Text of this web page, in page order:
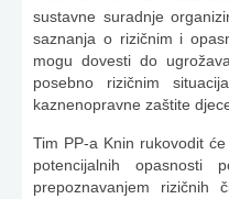
sustavne suradnje
saznanja o rizičnim i
mogu dovesti do
posebno rizičnim
kaznenopravne zaštite
Tim PP-a Knin rukovodit
potencijalnih opasnosti
prepoznavanjem rizičnih